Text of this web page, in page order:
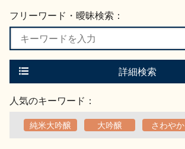
フリーワード・曖昧検索：
詳細検索
人気のキーワード：
純米大吟醸 大吟醸 さわやか